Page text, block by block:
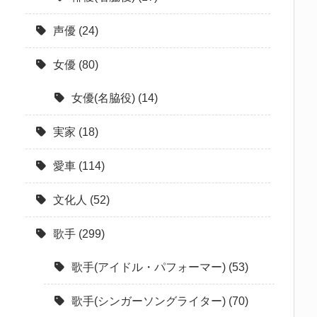
声優 (24)
女優 (80)
女優(名脇役) (14)
実家 (18)
愛車 (114)
文化人 (52)
歌手 (299)
歌手(アイドル・パフォーマー) (53)
歌手(シンガーソングライター) (70)